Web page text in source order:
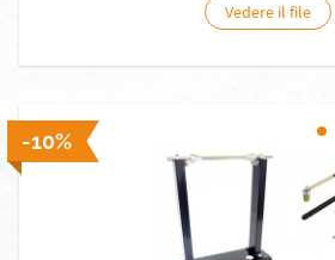
Vedere il file
-10%